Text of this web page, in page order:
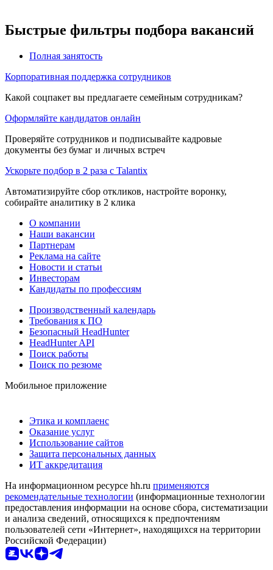
Быстрые фильтры подбора вакансий
Полная занятость
Корпоративная поддержка сотрудников
Какой соцпакет вы предлагаете семейным сотрудникам?
Оформляйте кандидатов онлайн
Проверяйте сотрудников и подписывайте кадровые
документы без бумаг и личных встреч
Ускорьте подбор в 2 раза с Talantix
Автоматизируйте сбор откликов, настройте воронку,
собирайте аналитику в 2 клика
О компании
Наши вакансии
Партнерам
Реклама на сайте
Новости и статьи
Инвесторам
Кандидаты по профессиям
Производственный календарь
Требования к ПО
Безопасный HeadHunter
HeadHunter API
Поиск работы
Поиск по резюме
Мобильное приложение
Этика и комплаенс
Оказание услуг
Использование сайтов
Защита персональных данных
ИТ аккредитация
На информационном ресурсе hh.ru применяются
рекомендательные технологии (информационные технологии
предоставления информации на основе сбора, систематизации
и анализа сведений, относящихся к предпочтениям
пользователей сети «Интернет», находящихся на территории
Российской Федерации)